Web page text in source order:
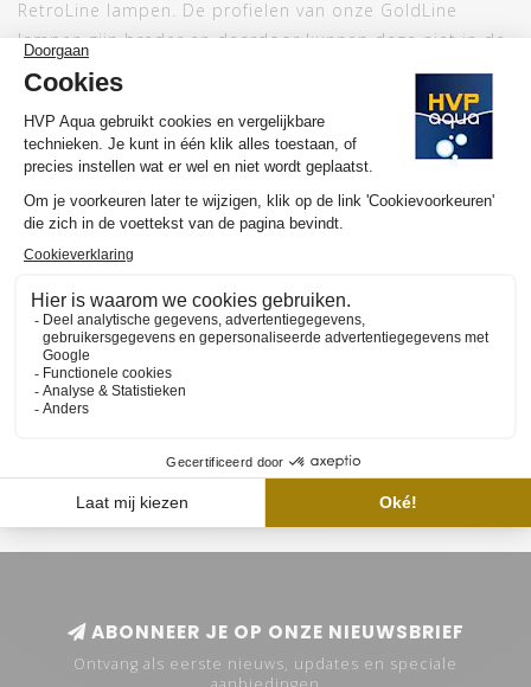
RetroLine lampen. De profielen van onze GoldLine
lampen zijn breder en daardoor kunnen deze niet in de
beugels, deze lampen kun je middels de bijgeleverde
beugels in het aquarium monteren. Heb je hulp nodig
bij de installatie dan helpen we je natuurlijk graag.
Neem daarvoor contact op met onze klantenservice,
mooie showroom waar we je graag ontvangen.
ABONNEER JE OP ONZE NIEUWSBRIEF
Ontvang als eerste nieuws, updates en speciale